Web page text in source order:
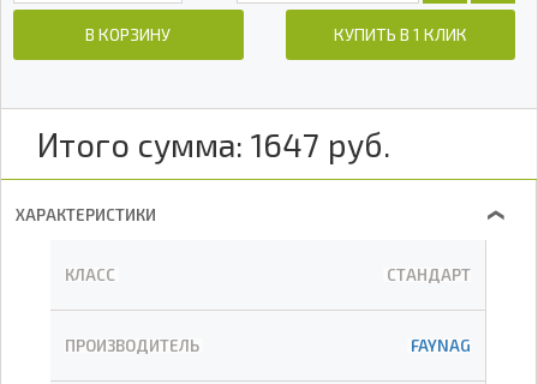
В КОРЗИНУ КУПИТЬ В 1 КЛИК
Итого сумма: 1647 руб.
ХАРАКТЕРИСТИКИ ❯
КЛАСС СТАНДАРТ
ПРОИЗВОДИТЕЛЬ FAYNAG